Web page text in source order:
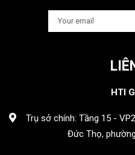
HTI
Trụ sở chính: Tầng 15 -
Đức Thọ,